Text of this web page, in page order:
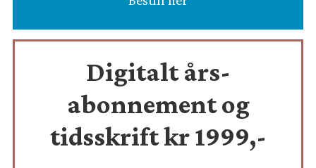
Digitalt års-
abonnement og
tidsskriftkr 1999,-